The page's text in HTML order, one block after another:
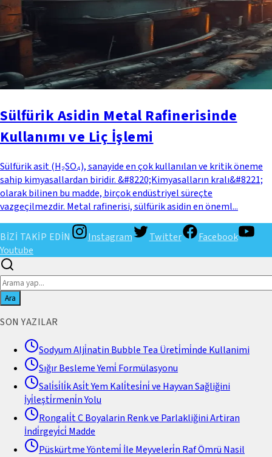
Sülfürik Asidin Metal Rafinerisinde
Kullanımı ve Liç İşlemi
Sülfürik asit (H₂SO₄), sanayide en çok kullanılan ve kritik öneme
sahip kimyasallardan biridir. &#8220;Kimyasalların kralı&#8221;
olarak bilinen bu madde, birçok endüstriyel süreçte
vazgeçilmezdir. Metal rafinerisi, sülfürik asidin en öneml...
BİZİ TAKİP EDİN Instagram Twitter
Facebook
Youtube
Ara
SON YAZILAR
Sodyum Alji̇natin Bubble Tea Üreti̇mi̇nde Kullanimi
Sığır Besleme Yemi̇ Formülasyonu
Sali̇si̇li̇k Asi̇t Yem Kali̇tesi̇ni̇ ve Hayvan Sağliğini
İyi̇leşti̇rmeni̇n Yolu
Rongali̇t C Boyalarin Renk ve Parlakliğini Artiran
İndi̇rgeyi̇ci̇ Madde
Püskürtme Yöntemi̇ İle Meyveleri̇n Raf Ömrü Nasil